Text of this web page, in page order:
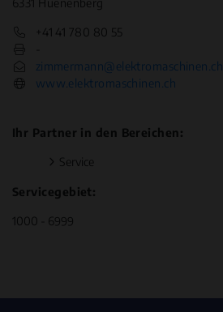
+41 41 780 80 55
zimmermann@elektromaschinen.ch
www.elektromaschinen.ch
Ihr Partner in den Bereichen:
Service
Servicegebiet:
1000 - 6999